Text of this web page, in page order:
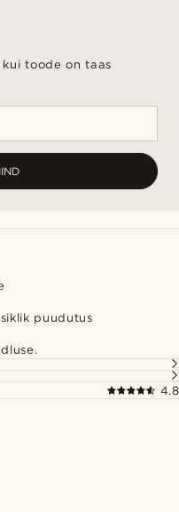
toode on taas
puudutus
4.8